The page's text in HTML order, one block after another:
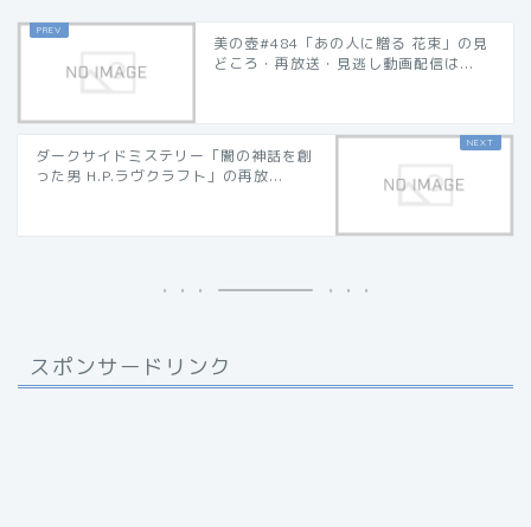
美の壺#484「あの人に贈る 花束」の見
どころ・再放送・見逃し動画配信は...
ダークサイドミステリー「闇の神話を創
った男 H.P.ラヴクラフト」の再放...
スポンサードリンク